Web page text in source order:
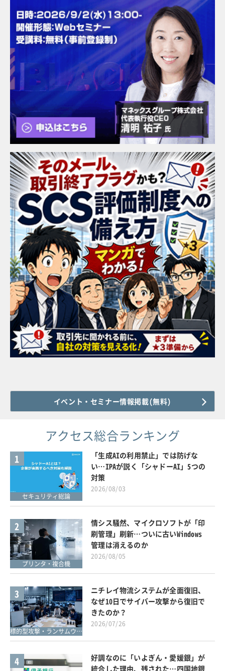
イベント・セミナー情報掲載(無料)
アクセス総合ランキング
1
セキュリティ総論
「生成AIの利用禁止」では防げな
い…IPAが説く「シャドーAI」5つの
対策
2026/08/03
2
プリンタ・複合機
情シス騒然、マイクロソフトが「印
刷管理」刷新…ついに古いWindows
管理は消えるのか
2026/08/05
3
標的型攻撃・ランサムウェア対策
ニチレイ物流システムが全面復旧、
なぜ10日でサイバー攻撃から復旧で
きたのか？
2026/07/26
4
好調なのに「いよぎん・愛媛銀」が
統合した理由、残された…四国地銀